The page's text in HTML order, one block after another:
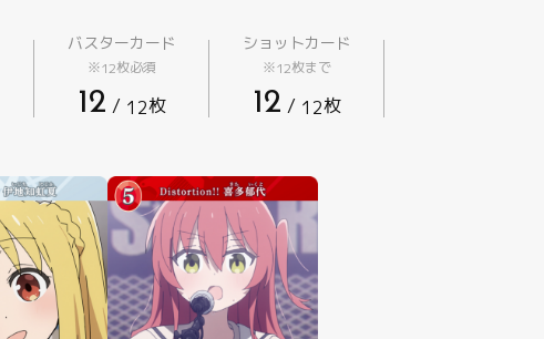
バスターカード
※12枚必須
12 / 12枚
ショットカード
※12枚まで
12 / 12枚